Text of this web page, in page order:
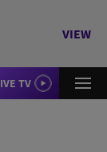
VIEW
TV